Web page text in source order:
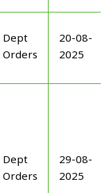
Dept
Orders
20-08-
2025
Dept
Orders
29-08-
2025